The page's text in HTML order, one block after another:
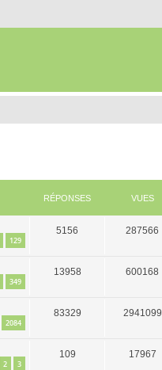
RÉPONSES VUES
129
5156 287566
349
13958 600168
2084
83329 2941099
2 3
109 17967